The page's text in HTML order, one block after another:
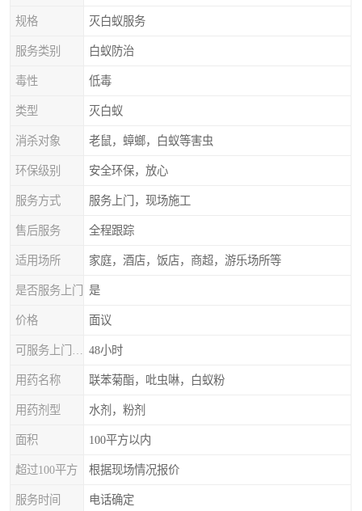
规格 灭白蚁服务
服务类别 白蚁防治
毒性 低毒
类型 灭白蚁
消杀对象 老鼠，蟑螂，白蚁等害虫
环保级别 安全环保，放心
服务方式 服务上门，现场施工
售后服务 全程跟踪
适用场所 家庭，酒店，饭店，商超，游乐场所等
是否服务上门 是
价格 面议
48小时
用药名称 联苯菊酯，吡虫啉，白蚁粉
用药剂型 水剂，粉剂
面积 100平方以内
超过100平方 根据现场情况报价
服务时间 电话确定